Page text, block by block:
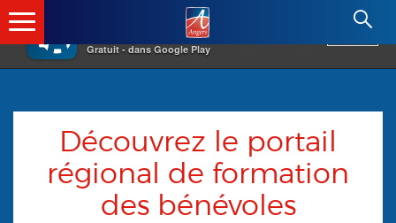
×
Gratuit - dans Google Play
Angers.fr : Retour à l'accueil
Découvrez le portail
régional de formation
des bénévoles